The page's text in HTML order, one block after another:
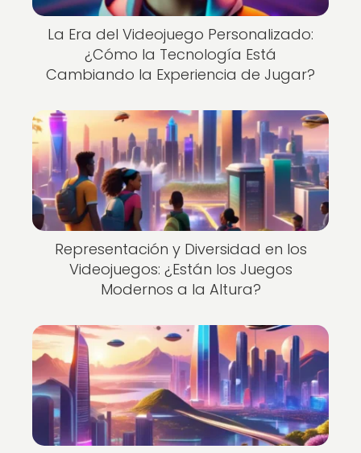
La Era del Videojuego Personalizado:
¿Cómo la Tecnología Está
Cambiando la Experiencia de Jugar?
Representación y Diversidad en los
Videojuegos: ¿Están los Juegos
Modernos a la Altura?